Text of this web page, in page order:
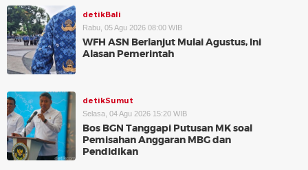
detikBali
Rabu, 05 Agu 2026 08:00 WIB
WFH ASN Berlanjut Mulai Agustus, Ini
Alasan Pemerintah
detikSumut
Selasa, 04 Agu 2026 15:20 WIB
Bos BGN Tanggapi Putusan MK soal
Pemisahan Anggaran MBG dan
Pendidikan